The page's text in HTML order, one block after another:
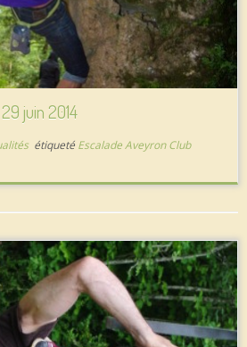
juin 2014
étiqueté Escalade Aveyron Club